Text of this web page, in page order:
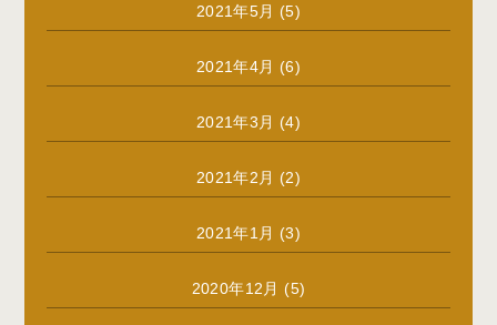
2021年5月 (5)
2021年4月 (6)
2021年3月 (4)
2021年2月 (2)
2021年1月 (3)
2020年12月 (5)